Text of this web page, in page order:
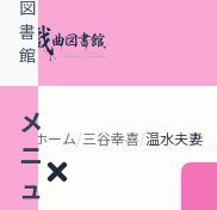
メ
ニ
ュ
図
書
館
ホーム/三谷幸喜/温水夫妻